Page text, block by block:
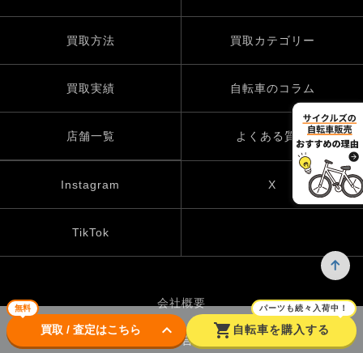
無料
買取 / 査定はこちら keyboard_arrow_down shopping_cart
パーツも続々入荷中！
自転車を購入する
買取方法 買取カテゴリー
買取実績 自転車のコラム
店舗一覧 よくある質問
Instagram X
TikTok
会社概要
お問い合わせ